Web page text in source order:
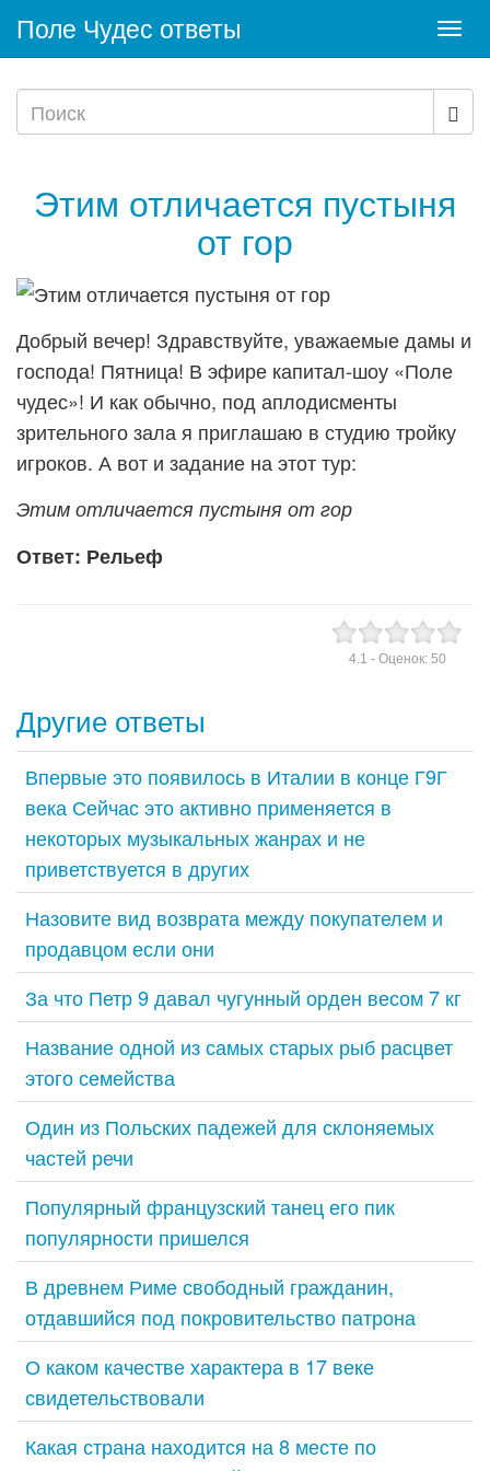
Поле Чудес ответы
Этим отличается пустыня
от гор
Добрый вечер! Здравствуйте, уважаемые дамы и
господа! Пятница! В эфире капитал-шоу «Поле
чудес»! И как обычно, под аплодисменты
зрительного зала я приглашаю в студию тройку
игроков. А вот и задание на этот тур:
Этим отличается пустыня от гор
Ответ: Рельеф
4.1 - Оценок: 50
Другие ответы
Впервые это появилось в Италии в конце Г9Г
века Сейчас это активно применяется в
некоторых музыкальных жанрах и не
приветствуется в других
Назовите вид возврата между покупателем и
продавцом если они
За что Петр 9 давал чугунный орден весом 7 кг
Название одной из самых старых рыб расцвет
этого семейства
Один из Польских падежей для склоняемых
частей речи
Популярный французский танец его пик
популярности пришелся
В древнем Риме свободный гражданин,
отдавшийся под покровительство патрона
О каком качестве характера в 17 веке
свидетельствовали
Какая страна находится на 8 месте по